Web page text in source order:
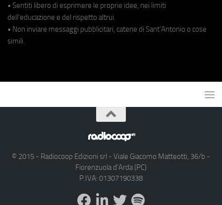
• Sentiti libero di esprimere le proprie idee, nei limiti
dell'educazione e del rispetto altrui.
• Non inviare messaggi pubblicitari, catene di Sant'Antonio o cose
simili.
© 2015 - Radiocoop Edizioni srl - Viale Giacomo Matteotti, 36/b -
Fiorenzuola d'Arda (PC)
P.IVA: 01307190338